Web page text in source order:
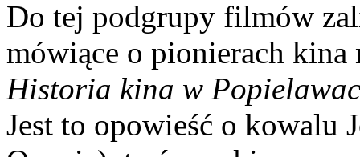
Do tej podgrupy filmów
mówiące o pionierach
Historia kina w
Jest to opowieść o kowalu